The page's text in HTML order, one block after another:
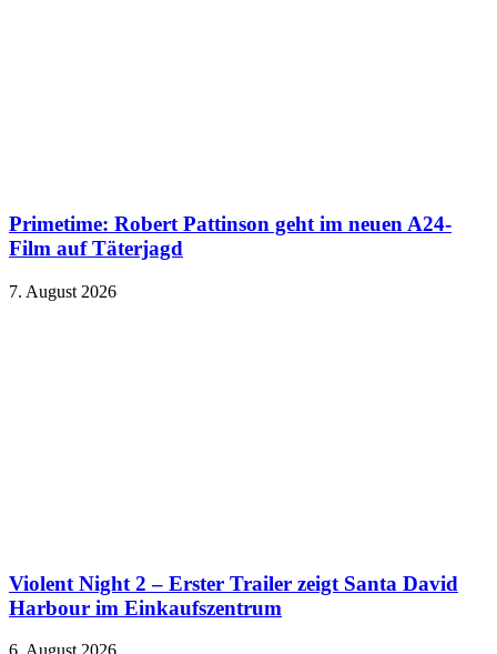
Primetime: Robert Pattinson geht im neuen A24-
Film auf Täterjagd
7. August 2026
Violent Night 2 – Erster Trailer zeigt Santa David
Harbour im Einkaufszentrum